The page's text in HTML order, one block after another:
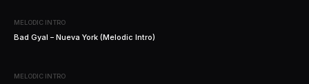
MELODIC INTRO
Bad Gyal – Nueva York (Melodic Intro)
MELODIC INTRO